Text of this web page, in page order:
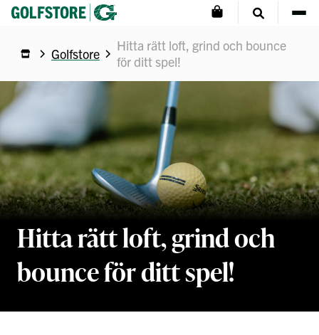
Golfstore
Hitta rätt loft, grind och bounce
för ditt spel!
Hitta rätt loft, grind och
bounce för ditt spel!